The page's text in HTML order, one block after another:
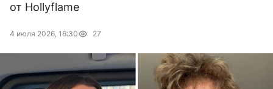
от Hollyflame
4 июля 2026, 16:30 27